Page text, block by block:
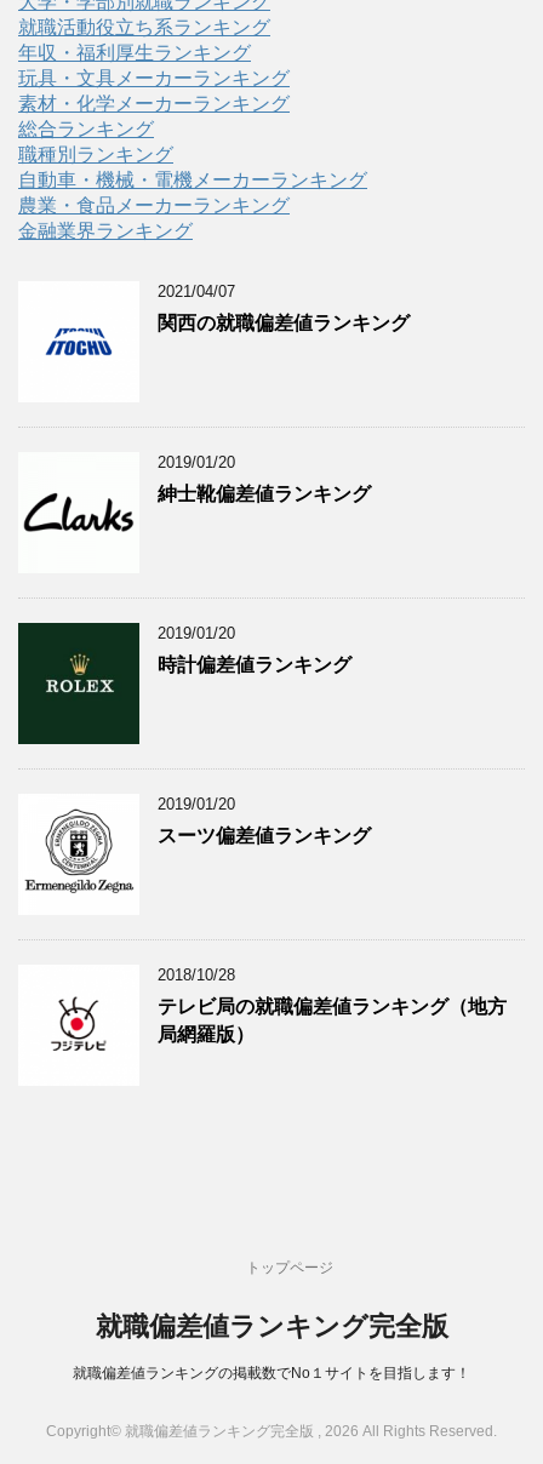
就職活動役立ち系ランキング
年収・福利厚生ランキング
玩具・文具メーカーランキング
素材・化学メーカーランキング
総合ランキング
職種別ランキング
自動車・機械・電機メーカーランキング
農業・食品メーカーランキング
金融業界ランキング
2021/04/07
関西の就職偏差値ランキング
2019/01/20
紳士靴偏差値ランキング
2019/01/20
時計偏差値ランキング
2019/01/20
スーツ偏差値ランキング
2018/10/28
テレビ局の就職偏差値ランキング（地方
局網羅版）
トップページ
就職偏差値ランキング完全版
就職偏差値ランキングの掲載数でNo１サイトを目指します！
Copyright© 就職偏差値ランキング完全版 , 2026 All Rights Reserved.